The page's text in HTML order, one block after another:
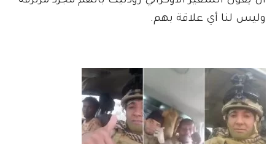
وليس لنا أي علاقة بهم.